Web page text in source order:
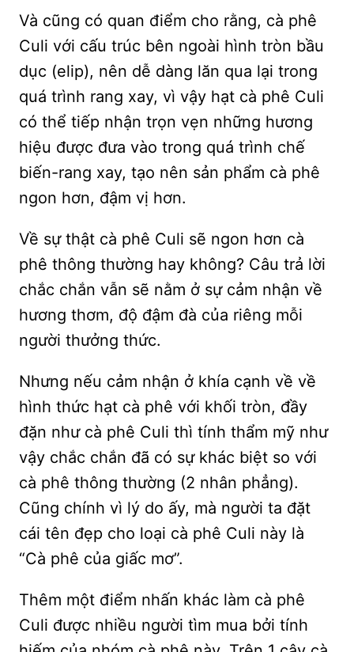
Và cũng có quan điểm cho rằng, cà phê
Culi với cấu trúc bên ngoài hình tròn bầu
dục (elip), nên dễ dàng lăn qua lại trong
quá trình rang xay, vì vậy hạt cà phê Culi
có thể tiếp nhận trọn vẹn những hương
hiệu được đưa vào trong quá trình chế
biến-rang xay, tạo nên sản phẩm cà phê
ngon hơn, đậm vị hơn.
Về sự thật cà phê Culi sẽ ngon hơn cà
phê thông thường hay không? Câu trả lời
chắc chắn vẫn sẽ nằm ở sự cảm nhận về
hương thơm, độ đậm đà của riêng mỗi
người thưởng thức.
Nhưng nếu cảm nhận ở khía cạnh về về
hình thức hạt cà phê với khối tròn, đầy
đặn như cà phê Culi thì tính thẩm mỹ như
vậy chắc chắn đã có sự khác biệt so với
cà phê thông thường (2 nhân phẳng).
Cũng chính vì lý do ấy, mà người ta đặt
cái tên đẹp cho loại cà phê Culi này là
“Cà phê của giấc mơ”.
Thêm một điểm nhấn khác làm cà phê
Culi được nhiều người tìm mua bởi tính